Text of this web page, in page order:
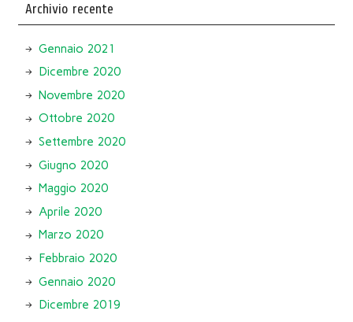
Archivio recente
Gennaio 2021
Dicembre 2020
Novembre 2020
Ottobre 2020
Settembre 2020
Giugno 2020
Maggio 2020
Aprile 2020
Marzo 2020
Febbraio 2020
Gennaio 2020
Dicembre 2019